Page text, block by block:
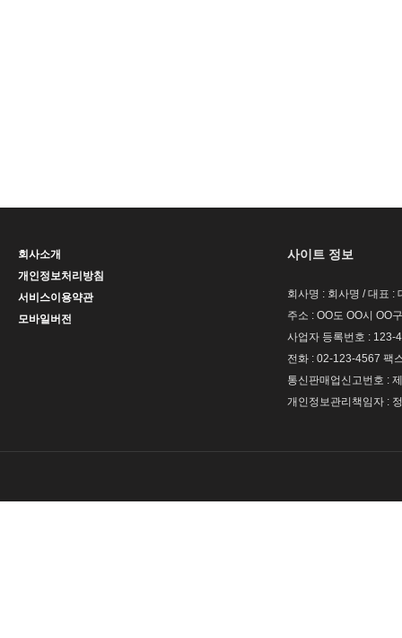
회사소개
개인정보처리방침
서비스이용약관
모바일버전
사이트 정보
회사명 : 회사명 / 대표 :
주소 : OO도 OO시 OO
사업자 등록번호 : 123-
전화 : 02-123-4567 팩
통신판매업신고번호 :
개인정보관리책임자 :